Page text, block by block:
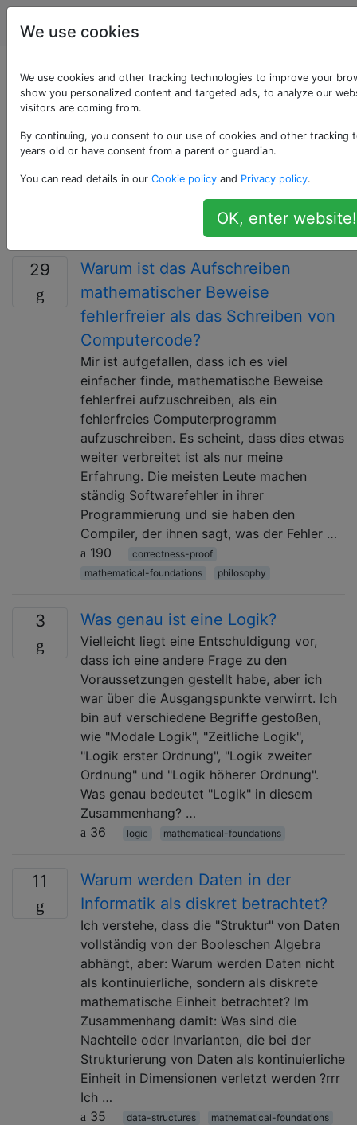
Computerwissenschaften
Als «mathematical-
foundations»
getaggte Fragen
Fragen zum Verhältnis der (Teil-) Informatik zu den
relevanten mathematischen Grundlagen und deren
29
Warum ist das Aufschreiben
mathematischer Beweise
fehlerfreier als das Schreiben von
Computercode?
Mir ist aufgefallen, dass ich es viel
einfacher finde, mathematische Beweise
fehlerfrei aufzuschreiben, als ein
fehlerfreies Computerprogramm
aufzuschreiben. Es scheint, dass dies etwas
weiter verbreitet ist als nur meine
Erfahrung. Die meisten Leute machen
ständig Softwarefehler in ihrer
Programmierung und sie haben den
Compiler, der ihnen sagt, was der Fehler …
190
correctness-proof
mathematical-foundations
philosophy
3 Was genau ist eine Logik?
Vielleicht liegt eine Entschuldigung vor,
dass ich eine andere Frage zu den
Voraussetzungen gestellt habe, aber ich
war über die Ausgangspunkte verwirrt. Ich
bin auf verschiedene Begriffe gestoßen,
wie "Modale Logik", "Zeitliche Logik",
"Logik erster Ordnung", "Logik zweiter
Ordnung" und "Logik höherer Ordnung".
Was genau bedeutet "Logik" in diesem
Zusammenhang? …
36
logic mathematical-foundations
11
Warum werden Daten in der
Informatik als diskret betrachtet?
Ich verstehe, dass die "Struktur" von Daten
vollständig von der Booleschen Algebra
abhängt, aber: Warum werden Daten nicht
als kontinuierliche, sondern als diskrete
mathematische Einheit betrachtet? Im
Zusammenhang damit: Was sind die
Nachteile oder Invarianten, die bei der
Strukturierung von Daten als kontinuierliche
Einheit in Dimensionen verletzt werden ?rrr
Ich …
35
data-structures mathematical-foundations
We use cookies
We use cookies and other tracking technologies to improve your
show you personalized content and targeted ads, to analyze our
visitors are coming from.
By continuing, you consent to our use of cookies and other tracking
years old or have consent from a parent or guardian.
You can read details in our Cookie policy and Privacy policy.
OK, enter website!